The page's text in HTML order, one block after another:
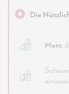
Die
Matt,